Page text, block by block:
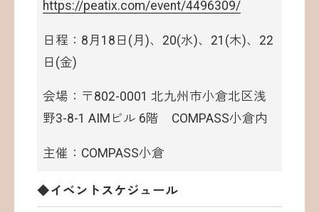
https://peatix.com/event/4496309/
日程：8月18日(月)、20(水)、21(木)、22
日(金)
会場：〒802-0001 北九州市小倉北区浅
野3-8-1 AIMビル 6階 COMPASS小倉内
主催：COMPASS小倉
◆イベントスケジュール